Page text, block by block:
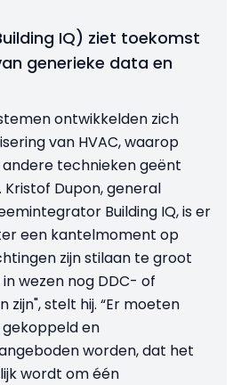
IQ) ziet toekomst
generieke data en
ontwikkelden zich
van HVAC, waarop
technieken geënt
Kristof Dupon, general
Building IQ, is er
een kantelmoment op
zijn stilaan te groot
wezen nog DDC- of
stelt hij. “Er moeten
en
worden, dat het
wordt om één